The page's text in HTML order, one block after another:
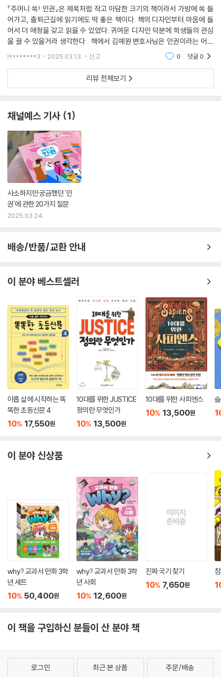
『주머니 쏙! 인권』은 제목처럼 작고 아담한 크기의 책이라서 가방에 쏙 들
어가고, 출퇴근길에 읽기에도 딱 좋은 책이다. 책의 디자인부터 마음에 들
어서 더 애정을 갖고 읽을 수 있었다. 귀여운 디자인 덕분에 학생들의 관심
을 끌 수 있을거라 생각한다. 책에서 김예원 변호사님은 인권이라는 어려
운 주제를 쉽게 설명해 주었고, 일상에서 생각하지 못했던 부분까지 알려
l********3 2025.03.13. 신고 0 댓글0
리뷰 전체보기
채널예스 기사 1
사소하지만 궁금했던 '인
권'에 관한 20가지 질문
2025.03.24.
배송/반품/교환 안내
이 분야 베스트셀러
아홉 살에 시작하는 똑
똑한 초등신문 4
10% 17,550원
10대를 위한 JUSTICE
정의란 무엇인가
10% 13,500원
10대를 위한 사피엔스
10% 13,500원
이 분야 신상품
why? 교과서 만화 3학
년 세트
10% 50,400원
why? 교과서 만화 3학
년 사회
10% 12,600원
진짜 국기 찾기
10% 7,650원
이 책을 구입하신 분들이 산 분야 책
로그인 최근 본 상품 주문/배송